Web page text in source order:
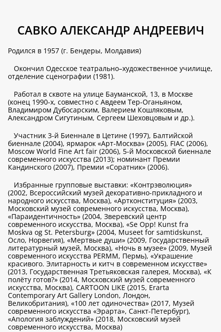
САВКО АЛЕКСАНДР АНДРЕЕВИЧ
Родился в 1957 (г. Бендеры, Молдавия)
Окончил Одесское театрально–художественное училище,
отделение сценографии (1981).
Работал в сквоте на улице Бауманской, 13, в Москве
(конец 1990-х, совместно с Авдеем Тер-Оганьяном,
Владимиром Дубосарским, Валерием Кошляковым,
Александром Сигутиным, Сергеем Шеховцовым и др.).
Участник 3-й Биеннале в Цетине (1997), Балтийской
биеннале (2004), ярмарок «Арт-Москва» (2005), FIAC (2006),
Moscow World Fine Art fair (2006), 5-й Московской биеннале
современного искусства (2013); номинант Премии
Кандинского (2007), Премии «Соратник» (2006).
Избранные групповые выставки: «Контрэволюция»
(2002, Всероссийский музей декоративно-прикладного и
народного искусства, Москва), «Артконституция» (2003,
Московский музей современного искусства, Москва),
«Параидентичность» (2004, Зверевский центр
современного искусства, Москва), «Se Opp! Kunst fra
Moskva og St. Petersburg» (2004, Museet for samtidskunst,
Осло, Норвегия), «Мертвые души» (2009, Государственный
литературный музей, Москва), «Ночь в музее» (2009, Музей
современного искусства PERMM, Пермь), «Украшение
красивого. Элитарность и китч в современном искусстве»
(2013, Государственная Третьяковская галерея, Москва), «К
полёту готов?» (2014, Московский музей современного
искусства, Москва), CARTOON LIKE (2015, Erarta
Contemporary Art Gallery London, Лондон,
Великобритания), «100 лет одиночества» (2017, Музей
современного искусства «Эрарта», Санкт-Петербург),
«Апология заблуждений» (2018, Московский музей
современного искусства, Москва)